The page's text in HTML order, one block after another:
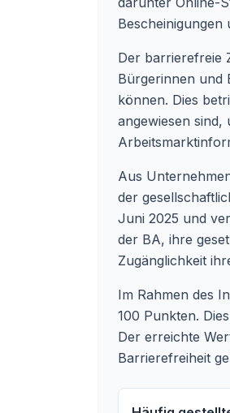
Der barrierefreie
Bürgerinnen und
können. Dies
angewiesen
Aus
der
Juni 2025 und
der BA, ihre
Zugänglichkeit
Im Rahmen des
100 Punkten.
Der erreichte
Barrierefreiheit